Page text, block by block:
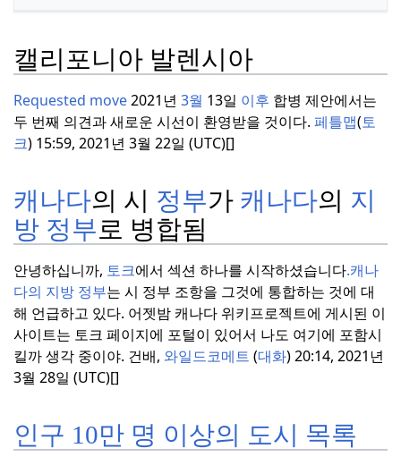
이
필
요
하
지
캘리포니아 발렌시아
Requested move2021년 3월 13일 이후 합병 제안에서는
두 번째 의견과 새로운 시선이 환영받을 것이다. 페틀맵(토
크) 15:59, 2021년 3월 22일 (UTC)[]
캐나다의 시 정부가 캐나다의 지
방 정부 로 병합됨
안녕하십니까, 토크에서 섹션 하나를 시작하셨습니다.캐나
다의 지방 정부는 시 정부 조항을 그것에 통합하는 것에 대
해 언급하고 있다. 어젯밤 캐나다 위키프로젝트에 게시된 이
사이트는 토크 페이지에 포털이 있어서 나도 여기에 포함시
킬까 생각 중이야. 건배, 와일드코메트 (대화) 20:14, 2021년
3월 28일 (UTC)[]
인구 10만 명 이상의 도시 목록